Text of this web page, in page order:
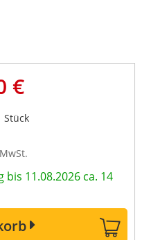
€
Stück
11.08.2026 ca. 14